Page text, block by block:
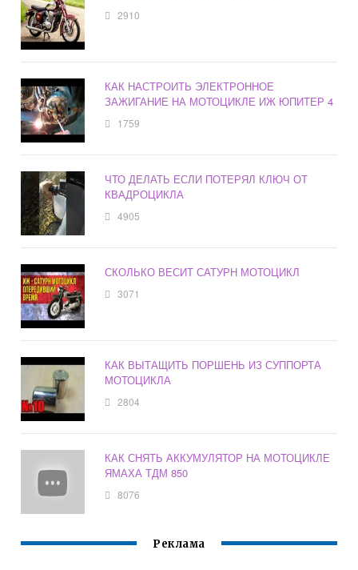
2910
КАК НАСТРОИТЬ ЭЛЕКТРОННОЕ
ЗАЖИГАНИЕ НА МОТОЦИКЛЕ ИЖ ЮПИТЕР 4
1759
ЧТО ДЕЛАТЬ ЕСЛИ ПОТЕРЯЛ КЛЮЧ ОТ
КВАДРОЦИКЛА
4905
СКОЛЬКО ВЕСИТ САТУРН МОТОЦИКЛ
3071
КАК ВЫТАЩИТЬ ПОРШЕНЬ ИЗ СУППОРТА
МОТОЦИКЛА
2804
КАК СНЯТЬ АККУМУЛЯТОР НА МОТОЦИКЛЕ
ЯМАХА ТДМ 850
8076
Реклама